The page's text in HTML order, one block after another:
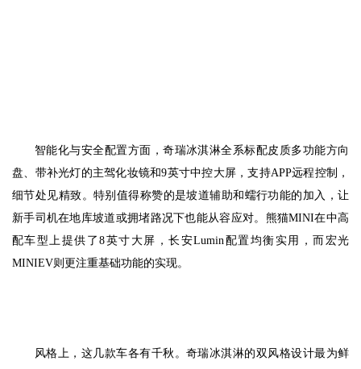
智能化与安全配置方面，奇瑞冰淇淋全系标配皮质多功能方向
盘、带补光灯的主驾化妆镜和9英寸中控大屏，支持APP远程控制，
细节处见精致。特别值得称赞的是坡道辅助和蠕行功能的加入，让
新手司机在地库坡道或拥堵路况下也能从容应对。熊猫MINI在中高
配车型上提供了8英寸大屏，长安Lumin配置均衡实用，而宏光
MINIEV则更注重基础功能的实现。
风格上，这几款车各有千秋。奇瑞冰淇淋的双风格设计最为鲜